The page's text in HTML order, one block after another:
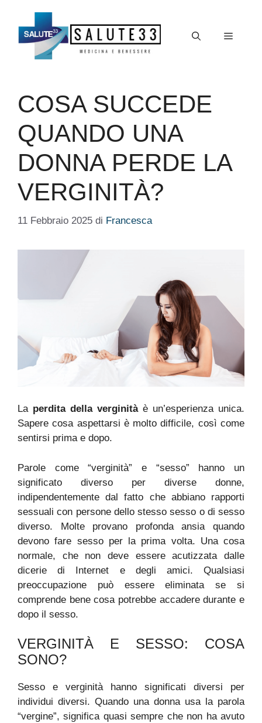
contenuto
Menu
COSA SUCCEDE
QUANDO UNA
DONNA PERDE LA
VERGINITÀ?
11 Febbraio 2025 di Francesca
La perdita della verginitàè un’esperienza unica.
Sapere cosa aspettarsi è molto difficile, così come
sentirsi prima e dopo.
Parole come “verginità” e “sesso” hanno un
significato diverso per diverse donne,
indipendentemente dal fatto che abbiano rapporti
sessuali con persone dello stesso sesso o di sesso
diverso. Molte provano profonda ansia quando
devono fare sesso per la prima volta. Una cosa
normale, che non deve essere acutizzata dalle
dicerie di Internet e degli amici. Qualsiasi
preoccupazione può essere eliminata se si
comprende bene cosa potrebbe accadere durante e
dopo il sesso.
VERGINITÀ E SESSO: COSA
SONO?
Sesso e verginità hanno significati diversi per
individui diversi. Quando una donna usa la parola
“vergine”, significa quasi sempre che non ha avuto